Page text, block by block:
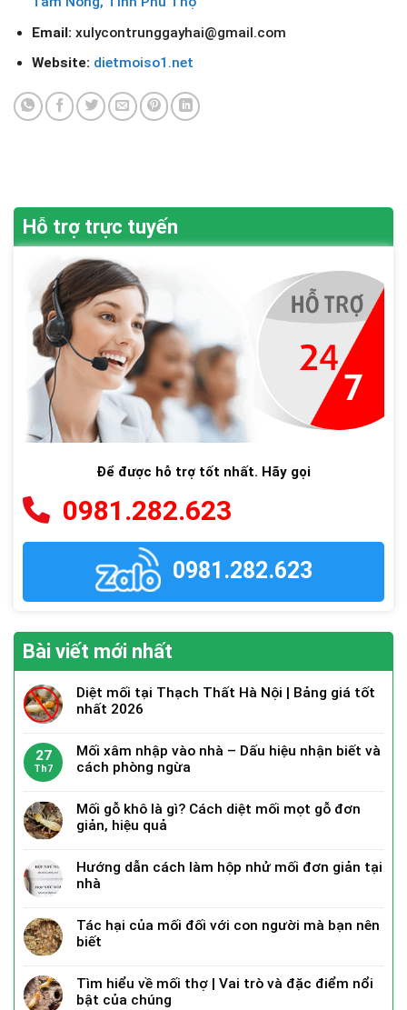
Email: xulycontrunggayhai@gmail.com
Website: dietmoiso1.net
Hỗ trợ trực tuyến
Để được hỗ trợ tốt nhất. Hãy gọi
0981.282.623
0981.282.623
Bài viết mới nhất
Diệt mối tại Thạch Thất Hà Nội | Bảng giá tốt
nhất 2026
27
Th7
Mối xâm nhập vào nhà – Dấu hiệu nhận biết và
cách phòng ngừa
Mối gỗ khô là gì? Cách diệt mối mọt gỗ đơn
giản, hiệu quả
Hướng dẫn cách làm hộp nhử mối đơn giản tại
nhà
Tác hại của mối đối với con người mà bạn nên
biết
Tìm hiểu về mối thợ | Vai trò và đặc điểm nổi
bật của chúng